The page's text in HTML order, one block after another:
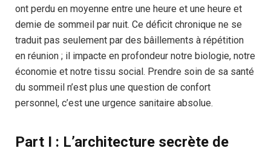
ont perdu en moyenne entre une heure et une heure et
demie de sommeil par nuit. Ce déficit chronique ne se
traduit pas seulement par des bâillements à répétition
en réunion ; il impacte en profondeur notre biologie, notre
économie et notre tissu social. Prendre soin de sa santé
du sommeil n’est plus une question de confort
personnel, c’est une urgence sanitaire absolue.
Part I : L’architecture secrète de